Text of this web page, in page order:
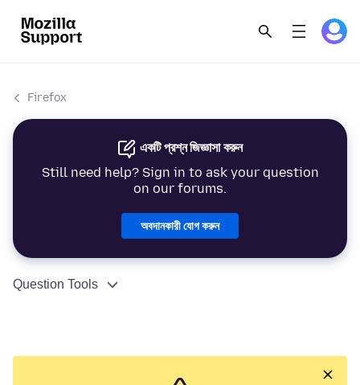
Firefox
একটি প্রশ্ন জিজ্ঞাসা করুন
Still need help? Sign in to ask your question
on our forums.
অবদানকারী যোগ করুন
Question Tools